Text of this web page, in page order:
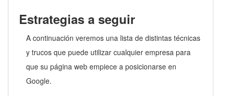
Estrategias a seguir
A continuación veremos una lista de distintas técnicas
y trucos que puede utilizar cualquier empresa para
que su página web empiece a posicionarse en
Google.